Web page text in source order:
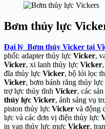
Bơm thủy lực
Đại lý Bơm thủy Vicker tại
phối: adapter thủy lực Vicker,
Vicker, xi lanh thủy lực Vicker,
đĩa thủy lực Vicker, bộ lỏi lọc
Vicker, bơm bánh răng thủy
trợ lực thủy tĩnh Vicker, các
thủy lực Vicker, ánh sáng vụ
piston thủy lực Vicker và động
lực và các đơn vị điện thủy lực
in van thủy lực mực Vicker,